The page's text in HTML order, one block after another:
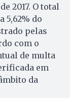
2017. O total
5,62% do
pelas
com o
de multa
em
da